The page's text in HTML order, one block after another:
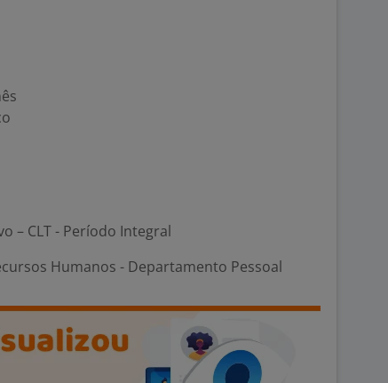
– CLT - Período Integral
Humanos - Departamento Pessoal